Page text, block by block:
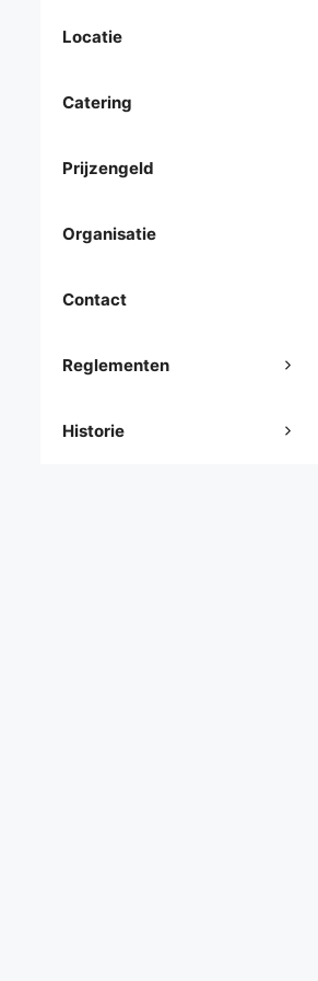
Locatie
Catering
Prijzengeld
Organisatie
Contact
Reglementen
Historie